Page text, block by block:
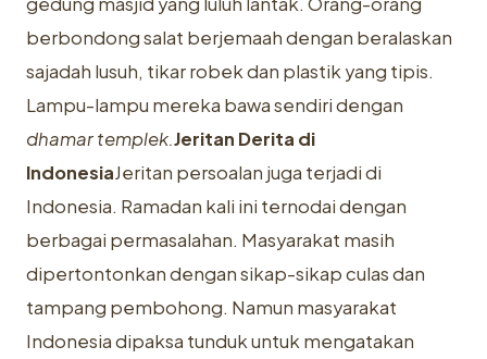
berbondong salat berjemaah dengan beralaskan
sajadah lusuh, tikar robek dan plastik yang tipis.
Lampu-lampu mereka bawa sendiri dengan
dhamar templek.Jeritan Derita di
IndonesiaJeritan persoalan juga terjadi di
Indonesia. Ramadan kali ini ternodai dengan
berbagai permasalahan. Masyarakat masih
dipertontonkan dengan sikap-sikap culas dan
tampang pembohong. Namun masyarakat
Indonesia dipaksa tunduk untuk mengatakan